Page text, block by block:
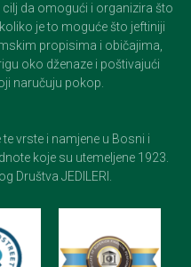
da omogući i organizira što
je to moguće što jeftiniji
propisima i običajima,
oko dženaze i poštivajući
naručuju pokop.
vrste i namjene u Bosni i
koje su utemeljene 1923.
Društva JEDILERI.